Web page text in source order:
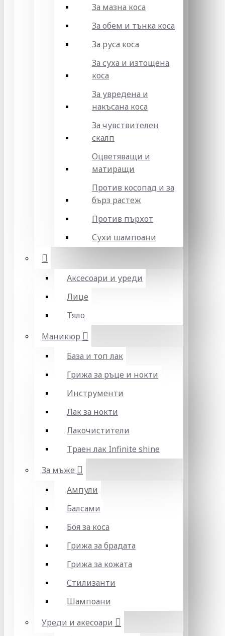
За мазна коса
За обем и тънка коса
За руса коса
За суха и изтощена
коса
За увредена и
накъсана коса
За чувствителен
скалп
Оцветяващи и
матиращи
Против косопад и за
бърз растеж
Против пърхот
Сухи шампоани
Аксесоари и уреди
Лице
Тяло
Маникюр
База и топ лак
Грижа за ръце и нокти
Инструменти
Лак за нокти
Лакочистители
Траен лак Infinite shine
За мъже
Ампули
Балсами
Боя за коса
Грижа за брадата
Грижа за кожата
Стилизанти
Шампоани
Уреди и акесоари